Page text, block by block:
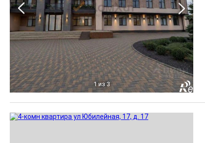
1 из 3